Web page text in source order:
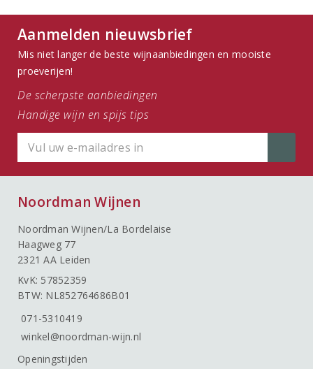
Aanmelden nieuwsbrief
Mis niet langer de beste wijnaanbiedingen en mooiste
proeverijen!
De scherpste aanbiedingen
Handige wijn en spijs tips
Noordman Wijnen
Noordman Wijnen/La Bordelaise
Haagweg 77
2321 AA Leiden
KvK: 57852359
BTW: NL852764686B01
071-5310419
winkel@noordman-wijn.nl
Openingstijden